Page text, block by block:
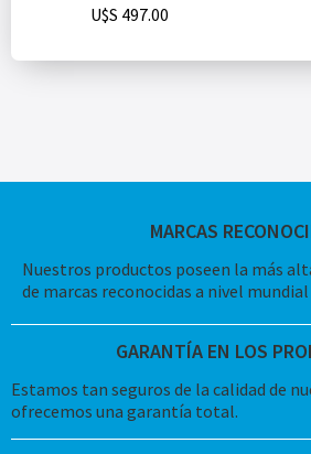
U$S 497.00
MARCAS
Nuestros productos poseen la más
de marcas reconocidas a nivel mundial
GARANTÍA EN LOS
Estamos tan seguros de la calidad de
ofrecemos una garantía total.